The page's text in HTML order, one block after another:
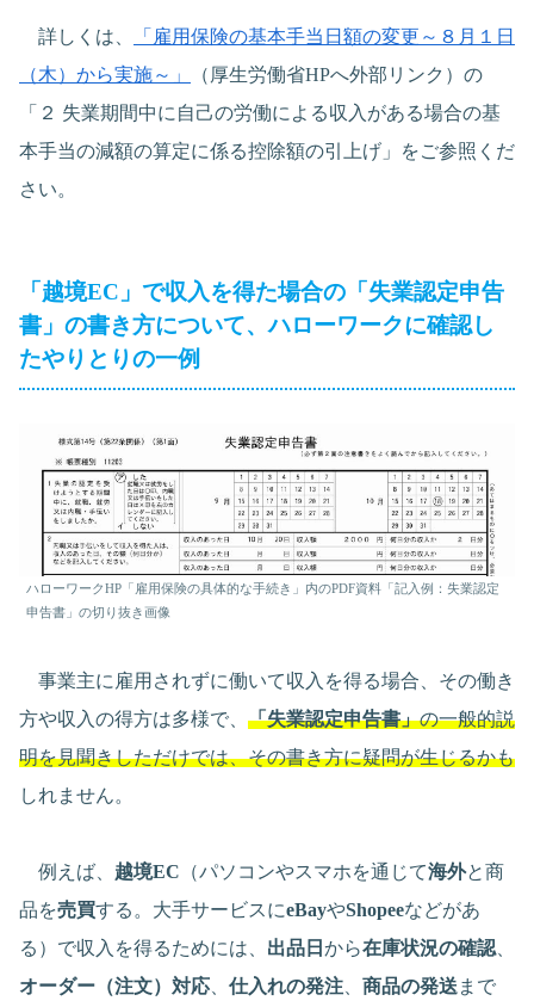
詳しくは、
「雇用保険の基本手当日額の変更～８月１日
（木）から実施～」
（厚生労働省HPへ外部リンク）の
「２ 失業期間中に自己の労働による収入がある場合の基
本手当の減額の算定に係る控除額の引上げ」をご参照くだ
さい。
「越境EC」で収入を得た場合の「失業認定申告
書」の書き方について、ハローワークに確認し
たやりとりの一例
ハローワークHP「雇用保険の具体的な手続き」内のPDF資料「記入例：失業認定
申告書」の切り抜き画像
事業主に雇用されずに働いて収入を得る場合、その働き
方や収入の得方は多様で、 「失業認定申告書」の一般的説
明を見聞きしただけでは、その書き方に疑問が生じるかも
しれません。
例えば、 越境EC （パソコンやスマホを通じて海外と商
品を売買する。大手サービスにeBayやShopeeなどがあ
る）で収入を得るためには、 出品日 から在庫状況の確認、
オーダー（注文）対応、 仕入れの発注、 商品の発送まで